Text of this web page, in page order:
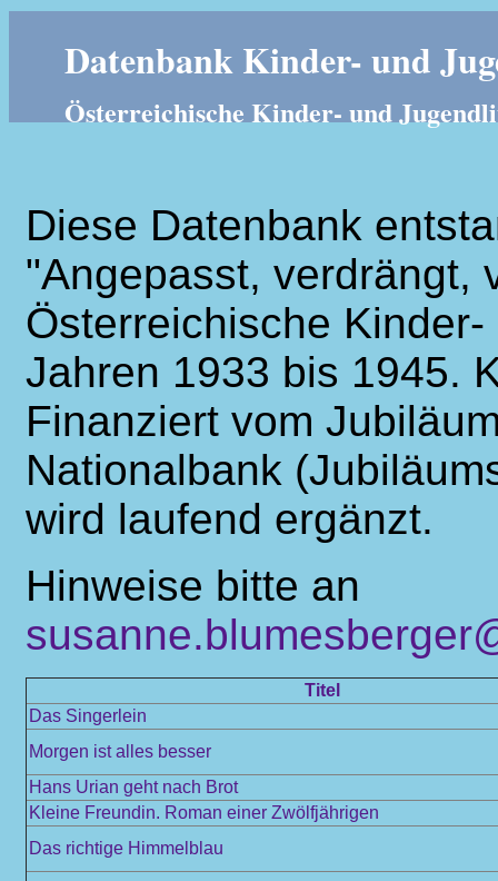
Datenbank Kinder- und
Österreichische Kinder- und
Diese Datenbank
"Angepasst, verdrängt,
Österreichische
Jahren 1933 bis 1945.
Finanziert vom
Nationalbank
wird laufend ergänzt.
Hinweise bitte an
Titel
Das Singerlein
Morgen ist alles besser
Hans Urian geht nach Brot
Kleine Freundin. Roman einer Zwölfjährigen
Das richtige Himmelblau